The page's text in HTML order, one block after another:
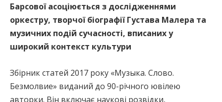
Барсової асоціюється з дослідженнями
оркестру, творчої біографії Густава Малера та
музичних подій сучасності, вписаних у
широкий контекст культури
Збірник статей 2017 року «Музыка. Слово.
Безмолвие» виданий до 90-річного ювілею
авторки. Він включає наукові розвідки,